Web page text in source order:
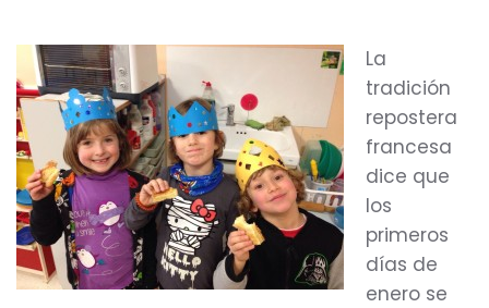
La
tradición
repostera
francesa
dice que
los
primeros
días de
enero se